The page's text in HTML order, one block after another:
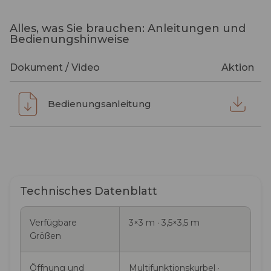
Alles, was Sie brauchen: Anleitungen und
Bedienungshinweise
Dokument / Video Aktion
Bedienungsanleitung
Technisches Datenblatt
Verfügbare
Größen
3×3 m · 3,5×3,5 m
Öffnung und Multifunktionskurbel ·